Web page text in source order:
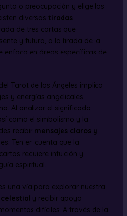
o preocupación y elige las
diversas tiradas
de tres cartas que
y futuro, o la tirada de la
enfoca en áreas específicas de
Tarot de los Ángeles implica
y energías angelicales
Al analizar el significado
como el simbolismo y la
recibir mensajes claros y
Ten en cuenta que la
requiere intuición y
espiritual.
una vía para explorar nuestra
y recibir apoyo
difíciles. A través de la